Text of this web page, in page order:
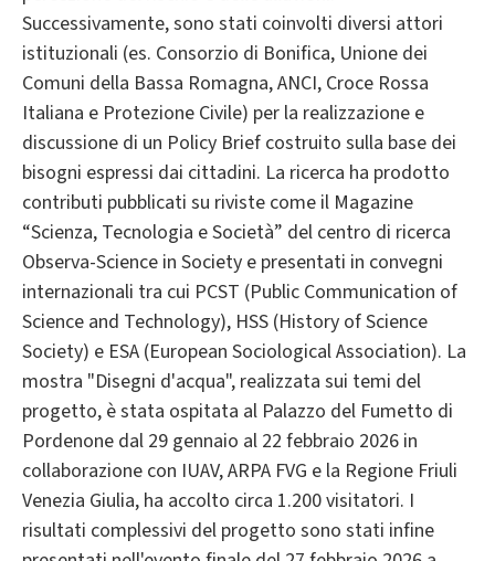
Successivamente, sono stati coinvolti diversi attori
istituzionali (es. Consorzio di Bonifica, Unione dei
Comuni della Bassa Romagna, ANCI, Croce Rossa
Italiana e Protezione Civile) per la realizzazione e
discussione di un Policy Brief costruito sulla base dei
bisogni espressi dai cittadini. La ricerca ha prodotto
contributi pubblicati su riviste come il Magazine
“Scienza, Tecnologia e Società” del centro di ricerca
Observa-Science in Society e presentati in convegni
internazionali tra cui PCST (Public Communication of
Science and Technology), HSS (History of Science
Society) e ESA (European Sociological Association). La
mostra "Disegni d'acqua", realizzata sui temi del
progetto, è stata ospitata al Palazzo del Fumetto di
Pordenone dal 29 gennaio al 22 febbraio 2026 in
collaborazione con IUAV, ARPA FVG e la Regione Friuli
Venezia Giulia, ha accolto circa 1.200 visitatori. I
risultati complessivi del progetto sono stati infine